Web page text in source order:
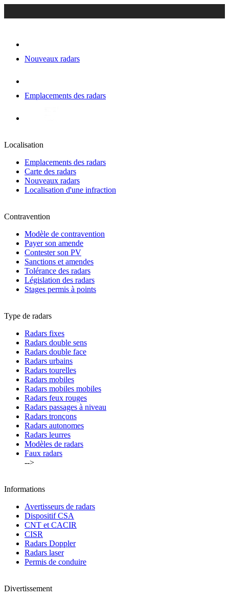
Nouveaux radars
Emplacements des radars
Localisation
Emplacements des radars
Carte des radars
Nouveaux radars
Localisation d'une infraction
Contravention
Modèle de contravention
Payer son amende
Contester son PV
Sanctions et amendes
Tolérance des radars
Législation des radars
Stages permis à points
Type de radars
Radars fixes
Radars double sens
Radars double face
Radars urbains
Radars tourelles
Radars mobiles
Radars mobiles mobiles
Radars feux rouges
Radars passages à niveau
Radars tronçons
Radars autonomes
Radars leurres
Modèles de radars
Faux radars
-->
Informations
Avertisseurs de radars
Dispositif CSA
CNT et CACIR
CISR
Radars Doppler
Radars laser
Permis de conduire
Divertissement